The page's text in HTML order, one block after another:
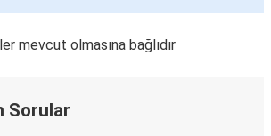
mevcut olmasına bağlıdır
Sorular